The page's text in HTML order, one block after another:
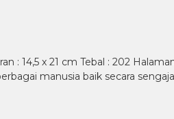
: 14,5 x 21 cm Tebal : 202
manusia baik secara